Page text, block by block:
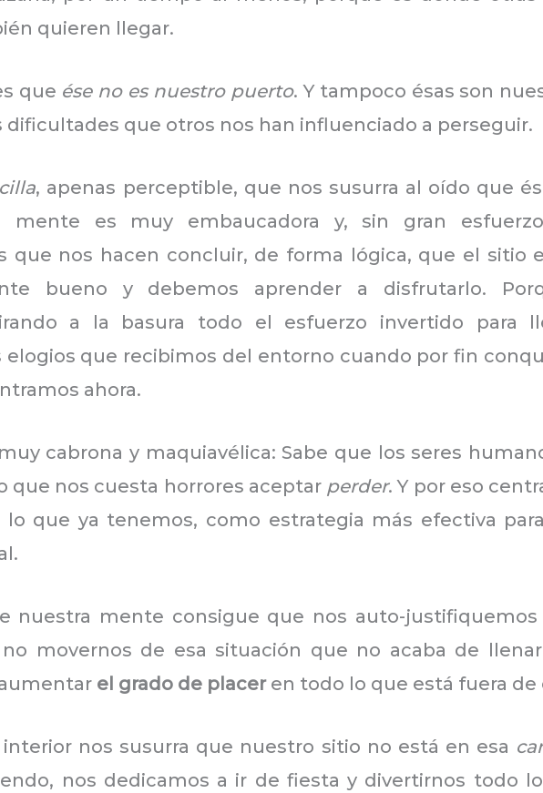
quieren llegar.
que ése no es nuestro puerto. Y tampoco ésas son
dificultades que otros nos han influenciado a perseguir.
, apenas perceptible, que nos susurra al oído que
mente es muy embaucadora y, sin gran
que nos hacen concluir, de forma lógica, que el sitio
bueno y debemos aprender a disfrutarlo.
a la basura todo el esfuerzo invertido para
elogios que recibimos del entorno cuando por fin
ahora.
cabrona y maquiavélica: Sabe que los seres
que nos cuesta horrores aceptar perder. Y por eso
lo que ya tenemos, como estrategia más efectiva
nuestra mente consigue que nos auto-
no movernos de esa situación que no acaba de
el grado de placeren todo lo que está fuera de
interior nos susurra que nuestro sitio no está en esa
nos dedicamos a ir de fiesta y divertirnos todo